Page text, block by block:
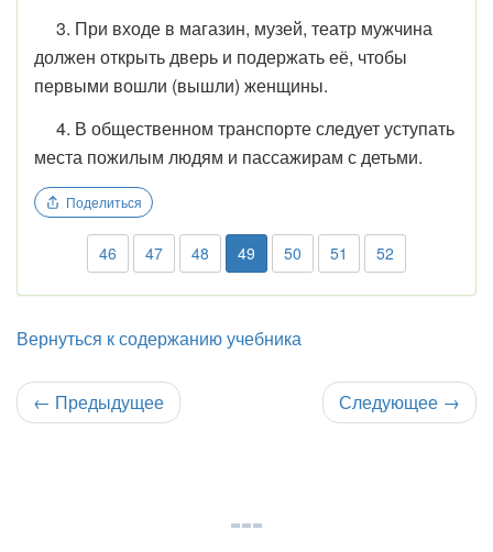
3. При входе в магазин, музей, театр мужчина
должен открыть дверь и подержать её, чтобы
первыми вошли (вышли) женщины.
4. В общественном транспорте следует уступать
места пожилым людям и пассажирам с детьми.
Поделиться
46 47 48 49 50 51 52
Вернуться к содержанию учебника
← Предыдущее Следующее →